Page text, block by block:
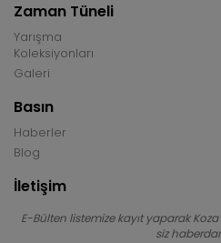
Zaman Tüneli
Yarışma
Koleksiyonları
Galeri
Basın
Haberler
Blog
İletişim
E-Bülten listemize kayıt yaparak
siz